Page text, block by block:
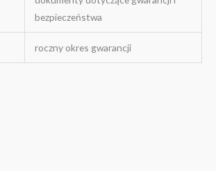
bezpieczeństwa
roczny okres gwarancji